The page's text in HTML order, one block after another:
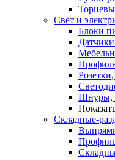
Свет и
Блоки
Шнуры,
Складные-